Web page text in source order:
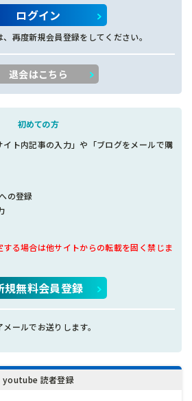
ログイン
再度新規会員登録をしてください。
退会はこちら
初めての方
ト内記事の入力」や「ブログをメールで購
の登録
る場合は他サイトからの転載を固く禁じま
規無料会員登録
ールでお送りします。
youtube 読者登録